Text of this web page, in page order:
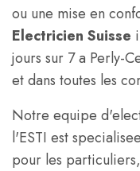
ou une mise en
Electricien Suisse
jours sur 7 a Perly-
et dans toutes les
Notre equipe
l'ESTI est
pour les